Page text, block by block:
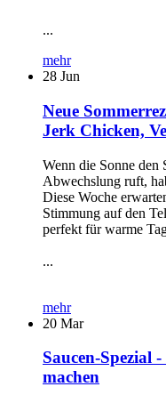
...
mehr
28 Jun
Neue
Jerk Chicken,
Wenn die Sonne den
Abwechslung ruft,
Diese Woche
Stimmung auf den
perfekt für warme
...
mehr
20 Mar
Saucen-Spezial
machen